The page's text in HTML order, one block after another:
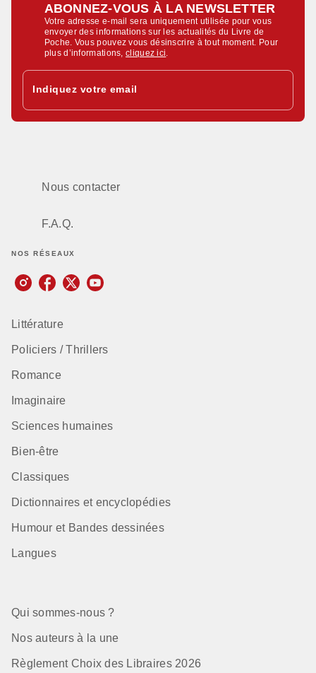
ABONNEZ-VOUS À LA NEWSLETTER
Votre adresse e-mail sera uniquement utilisée pour vous
envoyer des informations sur les actualités du Livre de
Poche. Vous pouvez vous désinscrire à tout moment. Pour
plus d’informations,cliquez ici
Indiquez votre email
Nous contacter
F.A.Q.
NOS RÉSEAUX
Littérature
Policiers / Thrillers
Romance
Imaginaire
Sciences humaines
Bien-être
Classiques
Dictionnaires et encyclopédies
Humour et Bandes dessinées
Langues
Qui sommes-nous ?
Nos auteurs à la une
Règlement Choix des Libraires 2026